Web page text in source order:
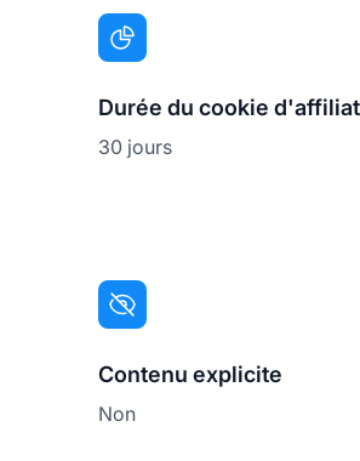
Durée du cookie
30 jours
Contenu explicite
Non